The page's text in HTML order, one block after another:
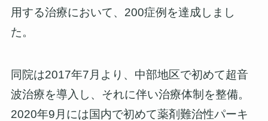
用する治療において、200症例を達成しまし
た。
同院は2017年7月より、中部地区で初めて超音
波治療を導入し、それに伴い治療体制を整備。
2020年9月には国内で初めて薬剤難治性パーキ